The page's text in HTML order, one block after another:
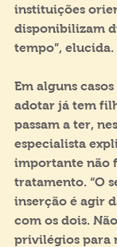
instituições
disponibilizam
tempo”, elucida.
Em alguns
adotar já tem
passam a ter,
especialista
importante não
tratamento. “O
inserção é agir
com os dois.
privilégios para